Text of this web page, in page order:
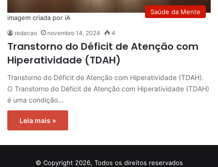
Saúde da Mente
imagem criada por iA
redacao novembro 14, 2024 4
Transtorno do Déficit de Atenção com
Hiperatividade (TDAH)
Transtorno do Déficit de Atenção com Hiperatividade (TDAH).
O Transtorno do Déficit de Atenção com Hiperatividade (TDAH)
é uma condição…
Leia mais »
© Copyright 2026, Todos os direitos reservados